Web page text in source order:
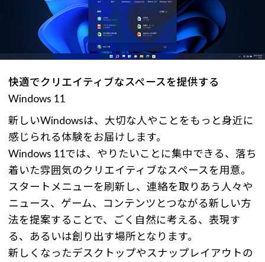
快適でクリエイティブなスペースを提供する
Windows 11
新しいWindowsは、大切な人やことをもっと身近に
感じられる体験をお届けします。
Windows 11では、やりたいことに集中できる、落ち
着いた雰囲気のクリエイティブなスペースを用意。
スタートメニューを刷新し、連絡を取りあう人々や
ニュース、ゲーム、コンテンツとつながる新しい方
法を提案することで、ごく自然に考える、表現す
る、あるいは創り出す場所となります。
新しくなったデスクトップやスナップレイアウトの